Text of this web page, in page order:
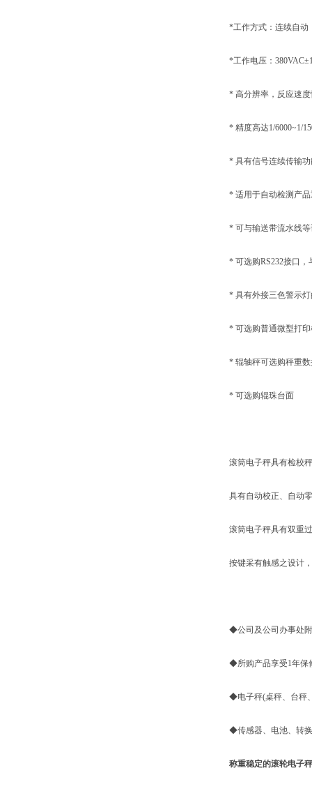
*工作方式：连续自动
*工作电压：
* 高分辨率，反应速度
* 精度高达1/6000~1/
* 具有信号连续传输功
* 适用于自动检测产品
* 可与输送带流水线等
* 可选购RS232接口，
* 具有外接三色警示灯
* 可选购普通微型打印
* 辊轴秤可选购秤重数
* 可选购辊珠台面
滚筒电子秤具有检校秤
具有自动校正、自动零
滚筒电子秤具有双重过
按键采有触感之设计，
◆公司及公司办事处附
◆所购产品享受1年保
◆电子秤(桌秤、台秤、
◆传感器、电池、转换
称重稳定的滚轮电子秤